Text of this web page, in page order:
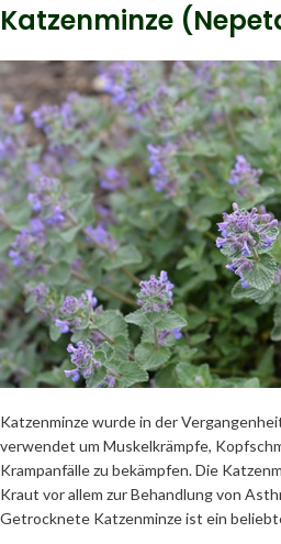
Katzenminze
Katzenminze wurde in der
verwendet um Muskelkrämpfe,
Krampanfälle zu bekämpfen. Die
Kraut vor allem zur Behandlung von
Getrocknete Katzenminze ist ein